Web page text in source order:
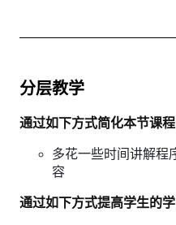
分层教学
通过如下方式简化本节课程
多花一些时间讲解程
容
通过如下方式提高学生的学